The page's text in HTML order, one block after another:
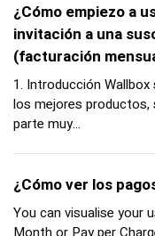
¿Cómo empiezo a
invitación a una
(facturación
1. Introducción
los mejores productos,
parte muy...
¿Cómo ver los
You can visualise your